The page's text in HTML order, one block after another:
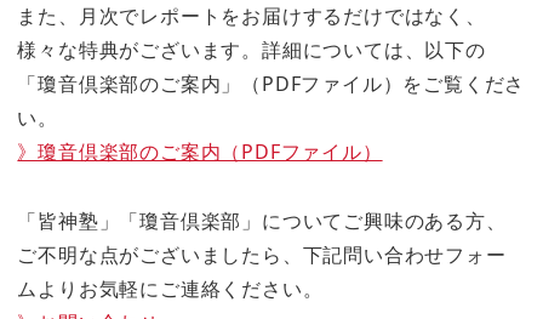
また、月次でレポートをお届けするだけではなく、
様々な特典がございます。詳細については、以下の
「瓊音倶楽部のご案内」（PDFファイル）をご覧くださ
い。
》瓊音倶楽部のご案内（PDFファイル）
「皆神塾」「瓊音倶楽部」についてご興味のある方、
ご不明な点がございましたら、下記問い合わせフォー
ムよりお気軽にご連絡ください。